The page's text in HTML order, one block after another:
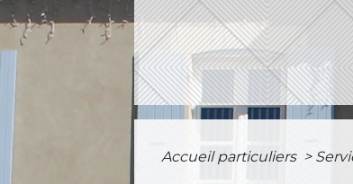
Accueil particuliers >